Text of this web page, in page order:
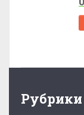
Рубрики